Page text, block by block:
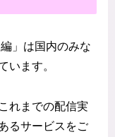
」は国内のみな
います。
れまでの配信実
るサービスをご